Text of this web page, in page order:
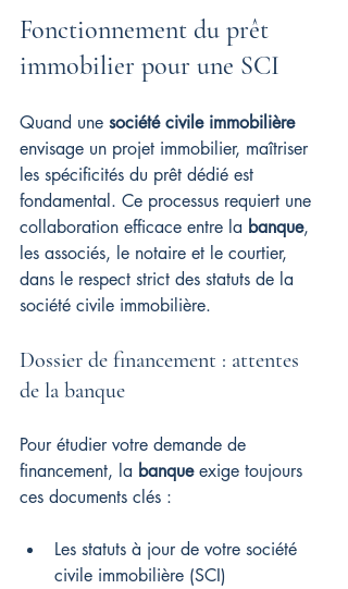
Fonctionnement du prêt
immobilier pour une SCI
Quand une société civile immobilière
envisage un projet immobilier, maîtriser
les spécificités du prêt dédié est
fondamental. Ce processus requiert une
collaboration efficace entre la banque,
les associés, le notaire et le courtier,
dans le respect strict des statuts de la
société civile immobilière.
Dossier de financement : attentes
de la banque
Pour étudier votre demande de
financement, la banque exige toujours
ces documents clés :
Les statuts à jour de votre société
civile immobilière (SCI)